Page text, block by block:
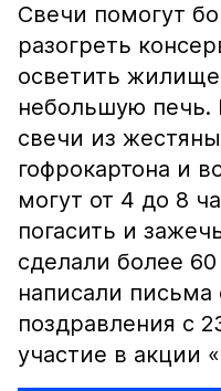
Свечи помогут
разогреть
осветить
небольшую печь.
свечи из
гофрокартона и
могут от 4 до 8
погасить и
сделали более
написали
поздравления с
участие в акции